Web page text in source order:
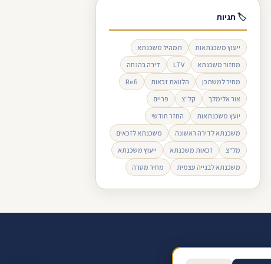
🏷 תגיות
ייעוץ משכנתאות
תמהיל משכנתא
מחזור משכנתא
LTV
דירה בהנחה
מחיר למשתכן
הלוואת זכאות
Refi
אור אלימלך
קל"צ
פריים
יועץ משכנתאות
החזר חודשי
משכנתא לדירה ראשונה
משכנתא לזכאים
מל"צ
זכאות משכנתא
ייעוץ משכנתא
משכנתא לבנייה עצמית
מחיר מטרה
ביקורת בגוגל תנאי שימוש